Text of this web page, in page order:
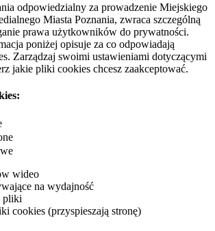
odpowiedzialny za prowadzenie Miejskiego
Miasta Poznania, zwraca szczególną
prawa użytkowników do prywatności.
poniżej opisuje za co odpowiadają
Zarządzaj swoimi ustawieniami dotyczącymi
jakie pliki cookies chcesz zaakceptować.
wideo
na wydajność
pliki
cookies (przyspieszają stronę)